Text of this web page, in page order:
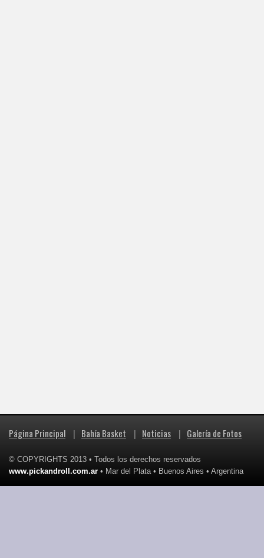
Página Principal | Bahía Basket | Noticias | Galería de Fotos
© COPYRIGHTS 2013 • Todos los derechos reservados
www.pickandroll.com.ar • Mar del Plata • Buenos Aires • Argentina